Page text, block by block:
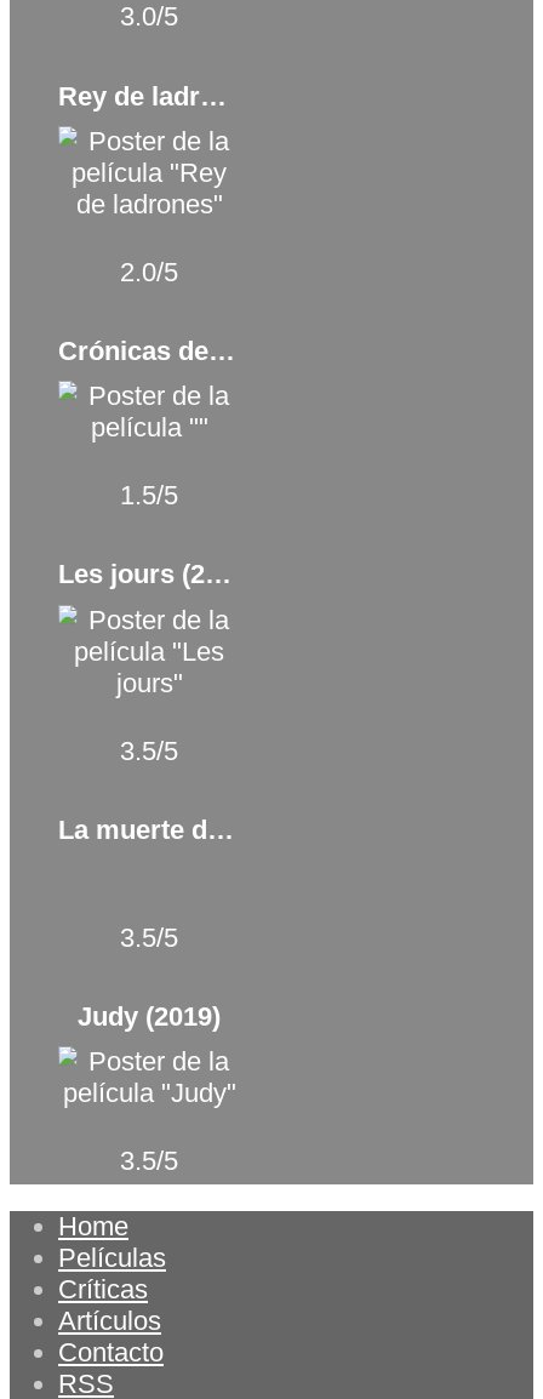
3.0/5
Rey de ladrones (2018)
2.0/5
Crónicas de Navidad (2018)
1.5/5
Les jours (2023)
3.5/5
La muerte de vacaciones (1934)
3.5/5
Judy (2019)
3.5/5
Home
Películas
Críticas
Artículos
Contacto
RSS